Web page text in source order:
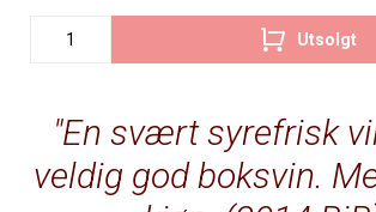
En svært syrefrisk
veldig god boksvin.
Utsolgt